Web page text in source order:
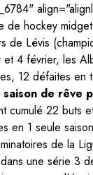
de hockey
de Lévis
4 février, les
12 défaites
saison de rêve
cumulé 22 buts
en 1 seule
de la
une série 3